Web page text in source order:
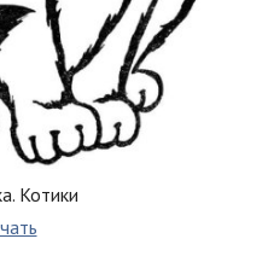
Котики